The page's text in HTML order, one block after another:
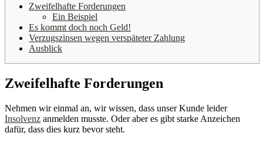
Zweifelhafte Forderungen
Ein Beispiel
Es kommt doch noch Geld!
Verzugszinsen wegen verspäteter Zahlung
Ausblick
Zweifelhafte Forderungen
Nehmen wir einmal an, wir wissen, dass unser Kunde leider
Insolvenz anmelden musste. Oder aber es gibt starke Anzeichen
dafür, dass dies kurz bevor steht.